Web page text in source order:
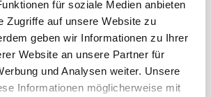
für soziale Medien anbieten
Zugriffe auf unsere Website zu
geben wir Informationen zu Ihrer
Website an unsere Partner für
und Analysen weiter. Unsere
Informationen möglicherweise mit